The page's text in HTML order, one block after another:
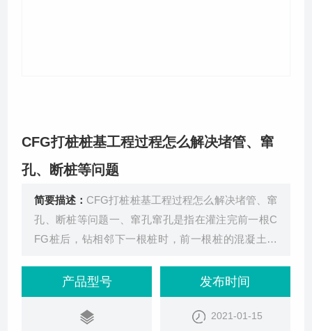
CFG打桩桩基工程过程怎么解决堵管、窜
孔、断桩等问题
简要描述： CFG打桩桩基工程过程怎么解决堵管、窜
孔、断桩等问题一、窜孔窜孔是指在灌注完前一根C
FG桩后，钻相邻下一根桩时，前一根桩的混凝土面
可能使下一根CFG桩灌注困难。在饱和细砂层、粉砂
层中施工常遇窜孔现象。在一
产品型号 发布时间
2021-01-15